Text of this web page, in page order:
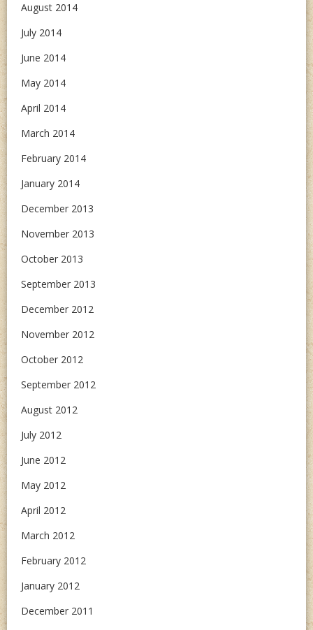
August 2014
July 2014
June 2014
May 2014
April 2014
March 2014
February 2014
January 2014
December 2013
November 2013
October 2013
September 2013
December 2012
November 2012
October 2012
September 2012
August 2012
July 2012
June 2012
May 2012
April 2012
March 2012
February 2012
January 2012
December 2011